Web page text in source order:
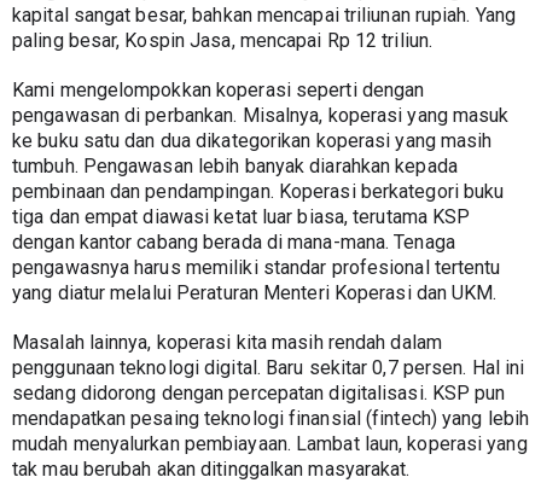
kapital sangat besar, bahkan mencapai triliunan rupiah. Yang
paling besar, Kospin Jasa, mencapai Rp 12 triliun.
Kami mengelompokkan koperasi seperti dengan
pengawasan di perbankan. Misalnya, koperasi yang masuk
ke buku satu dan dua dikategorikan koperasi yang masih
tumbuh. Pengawasan lebih banyak diarahkan kepada
pembinaan dan pendampingan. Koperasi berkategori buku
tiga dan empat diawasi ketat luar biasa, terutama KSP
dengan kantor cabang berada di mana-mana. Tenaga
pengawasnya harus memiliki standar profesional tertentu
yang diatur melalui Peraturan Menteri Koperasi dan UKM.
Masalah lainnya, koperasi kita masih rendah dalam
penggunaan teknologi digital. Baru sekitar 0,7 persen. Hal ini
sedang didorong dengan percepatan digitalisasi. KSP pun
mendapatkan pesaing teknologi finansial (fintech) yang lebih
mudah menyalurkan pembiayaan. Lambat laun, koperasi yang
tak mau berubah akan ditinggalkan masyarakat.